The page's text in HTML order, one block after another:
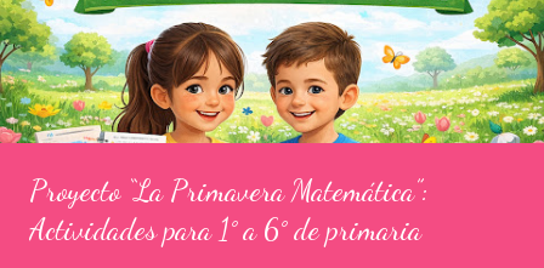
Proyecto “La Primavera Matemática”:
Actividades para 1° a 6° de primaria